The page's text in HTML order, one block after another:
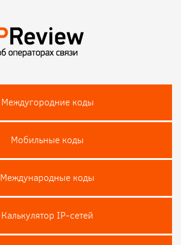
Междугородние коды
Мобильные коды
Международные коды
Калькулятор IP-сетей